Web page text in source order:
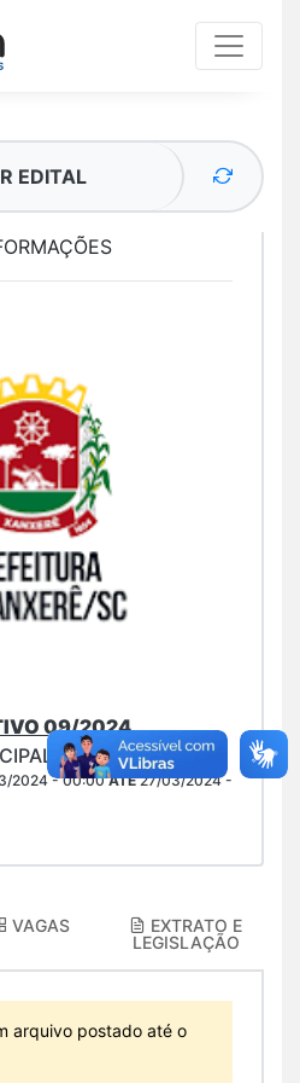
EDITAL
09/2024
DE XANXERÊ
2024 - 00:00ATÉ27/03/2024 -
VAGAS
EXTRATO E
LEGISLAÇÃO
arquivo postado até o